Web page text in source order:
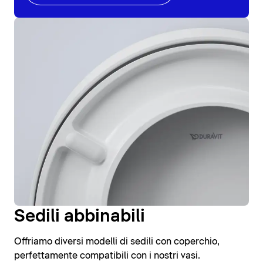
Sedili abbinabili
Offriamo diversi modelli di sedili con coperchio,
perfettamente compatibili con i nostri vasi.